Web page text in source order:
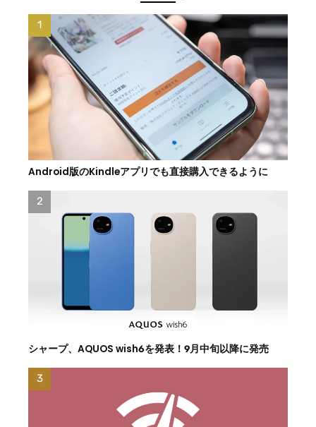
Android版のKindleアプリでも直接購入できるように
シャープ、AQUOS wish6を発表！9月中旬以降に発売